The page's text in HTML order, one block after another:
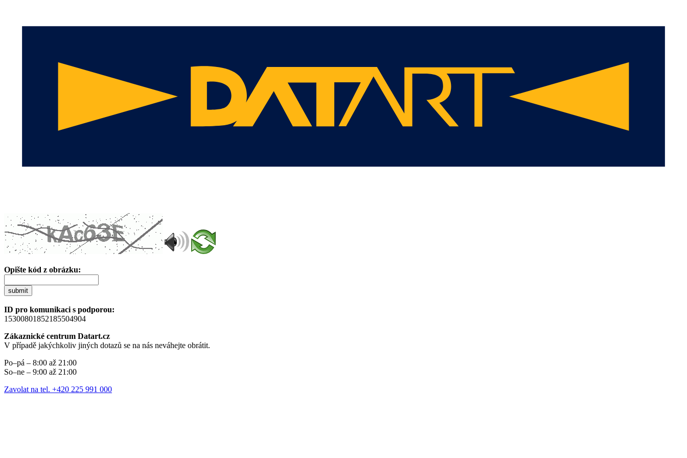
Opište kód z obrázku:
submit
ID pro komunikaci s podporou:
15300801852185504904
Zákaznické centrum Datart.cz
V případě jakýchkoliv jiných dotazů se na nás neváhejte obrátit.
Po–pá – 8:00 až 21:00
So–ne – 9:00 až 21:00
Zavolat na tel. +420 225 991 000